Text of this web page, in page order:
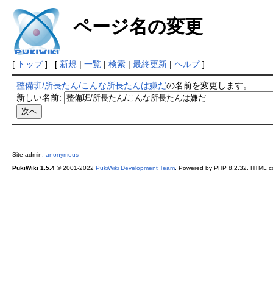
ページ名の変更
[ トップ] [ 新規 | 一覧| 検索| 最終更新| ヘルプ]
整備班/所長たん/こんな所長たんは嫌だの名前を変更します。
新しい名前:
Site admin: anonymous
PukiWiki 1.5.4© 2001-2022 PukiWiki Development Team. Powered by PHP 8.2.32. HTML